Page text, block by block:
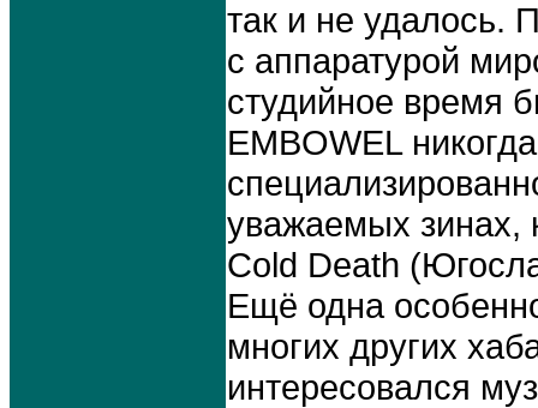
так и не удалось.
с аппаратурой
студийное время
EMBOWEL
уважаемых зинах,
Cold Death
Ещё одна
многих других
интересовался